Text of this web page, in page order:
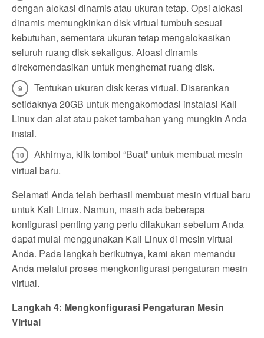
dengan alokasi dinamis atau ukuran tetap. Opsi alokasi
dinamis memungkinkan disk virtual tumbuh sesuai
kebutuhan, sementara ukuran tetap mengalokasikan
seluruh ruang disk sekaligus. Aloasi dinamis
direkomendasikan untuk menghemat ruang disk.
Tentukan ukuran disk keras virtual. Disarankan
setidaknya 20GB untuk mengakomodasi instalasi Kali
Linux dan alat atau paket tambahan yang mungkin Anda
instal.
Akhirnya, klik tombol “Buat” untuk membuat mesin
virtual baru.
Selamat! Anda telah berhasil membuat mesin virtual baru
untuk Kali Linux. Namun, masih ada beberapa
konfigurasi penting yang perlu dilakukan sebelum Anda
dapat mulai menggunakan Kali Linux di mesin virtual
Anda. Pada langkah berikutnya, kami akan memandu
Anda melalui proses mengkonfigurasi pengaturan mesin
virtual.
Langkah 4: Mengkonfigurasi Pengaturan Mesin
Virtual